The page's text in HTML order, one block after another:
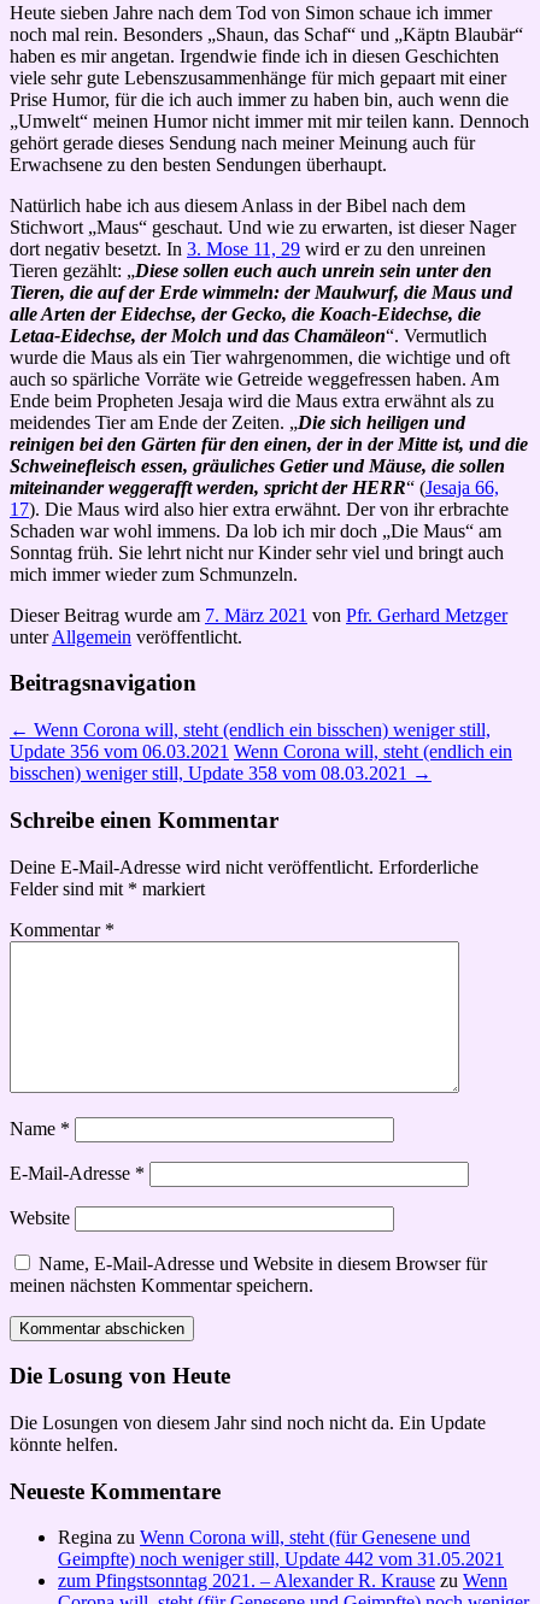
Heute sieben Jahre nach dem Tod von Simon schaue ich immer
noch mal rein. Besonders „Shaun, das Schaf“ und „Käptn Blaubär“
haben es mir angetan. Irgendwie finde ich in diesen Geschichten
viele sehr gute Lebenszusammenhänge für mich gepaart mit einer
Prise Humor, für die ich auch immer zu haben bin, auch wenn die
„Umwelt“ meinen Humor nicht immer mit mir teilen kann. Dennoch
gehört gerade dieses Sendung nach meiner Meinung auch für
Erwachsene zu den besten Sendungen überhaupt.
Natürlich habe ich aus diesem Anlass in der Bibel nach dem
Stichwort „Maus“ geschaut. Und wie zu erwarten, ist dieser Nager
dort negativ besetzt. In 3. Mose 11, 29 wird er zu den unreinen
Tieren gezählt: „Diese sollen euch auch unrein sein unter den
Tieren, die auf der Erde wimmeln: der Maulwurf, die Maus und
alle Arten der Eidechse, der Gecko, die Koach-Eidechse, die
Letaa-Eidechse, der Molch und das Chamäleon“. Vermutlich
wurde die Maus als ein Tier wahrgenommen, die wichtige und oft
auch so spärliche Vorräte wie Getreide weggefressen haben. Am
Ende beim Propheten Jesaja wird die Maus extra erwähnt als zu
meidendes Tier am Ende der Zeiten. „Die sich heiligen und
reinigen bei den Gärten für den einen, der in der Mitte ist, und die
Schweinefleisch essen, gräuliches Getier und Mäuse, die sollen
miteinander weggerafft werden, spricht der HERR“ (Jesaja 66,
17). Die Maus wird also hier extra erwähnt. Der von ihr erbrachte
Schaden war wohl immens. Da lob ich mir doch „Die Maus“ am
Sonntag früh. Sie lehrt nicht nur Kinder sehr viel und bringt auch
mich immer wieder zum Schmunzeln.
Dieser Beitrag wurde am 7. März 2021 von Pfr. Gerhard Metzger
unterAllgemein veröffentlicht.
Beitragsnavigation
← Wenn Corona will, steht (endlich ein bisschen) weniger still,
Update 356 vom 06.03.2021 Wenn Corona will, steht (endlich ein
bisschen) weniger still, Update 358 vom 08.03.2021 →
Schreibe einen Kommentar
Deine E-Mail-Adresse wird nicht veröffentlicht. Erforderliche
Felder sind mit * markiert
Kommentar *
Name *
E-Mail-Adresse *
Website
Name, E-Mail-Adresse und Website in diesem Browser für
meinen nächsten Kommentar speichern.
Die Losung von Heute
Die Losungen von diesem Jahr sind noch nicht da. Ein Update
könnte helfen.
Neueste Kommentare
Regina zu Wenn Corona will, steht (für Genesene und
Geimpfte) noch weniger still, Update 442 vom 31.05.2021
zum Pfingstsonntag 2021. – Alexander R. Krause zu Wenn